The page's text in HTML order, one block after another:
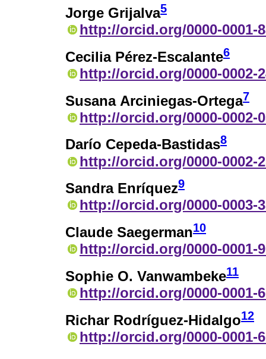
Jorge Grijalva5
http://orcid.org/0000-0001-
Cecilia Pérez-Escalante6
http://orcid.org/0000-0002-
Susana Arciniegas-Ortega7
http://orcid.org/0000-0002-
Darío Cepeda-Bastidas8
http://orcid.org/0000-0002-
Sandra Enríquez9
http://orcid.org/0000-0003-
Claude Saegerman10
http://orcid.org/0000-0001-
Sophie O. Vanwambeke11
http://orcid.org/0000-0001-
Richar Rodríguez-Hidalgo12
http://orcid.org/0000-0001-